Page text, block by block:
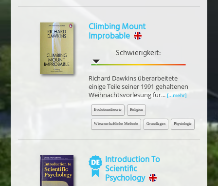
Climbing Mount
Improbable
Schwierigkeit:
Richard Dawkins überarbeitete
einige Teile seiner 1991 gehaltenen
Weihnachtsvorlesung für... [...mehr]
Evolutionstheorie Religion
Wissenschaftliche Methode Grundlagen Physiologie
Introduction To
Scientific
Psychology